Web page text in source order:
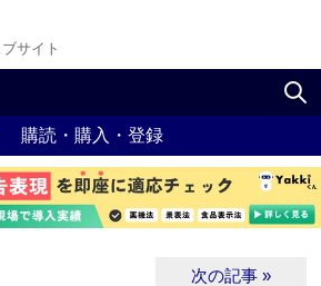
サイト
購読・購入・登録
次の記事 »